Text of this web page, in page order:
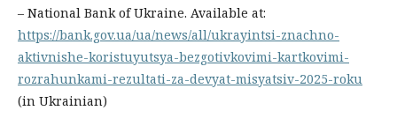
– National Bank of Ukraine. Available at:
https://bank.gov.ua/ua/news/all/ukrayintsi-znachno-
aktivnishe-koristuyutsya-bezgotivkovimi-kartkovimi-
rozrahunkami-rezultati-za-devyat-misyatsiv-2025-roku
(in Ukrainian)